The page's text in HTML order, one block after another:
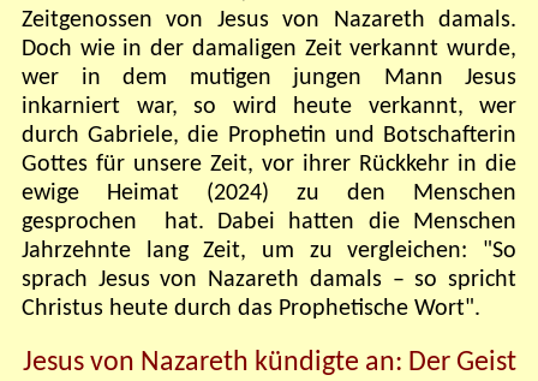
Zeitgenossen von Jesus von Nazareth damals.
Doch wie in der damaligen Zeit verkannt wurde,
wer in dem mutigen jungen Mann Jesus
inkarniert war, so wird heute verkannt, wer
durch Gabriele, die Prophetin und Botschafterin
Gottes für unsere Zeit, vor ihrer Rückkehr in die
ewige Heimat (2024) zu den Menschen
gesprochen hat. Dabei hatten die Menschen
Jahrzehnte lang Zeit, um zu vergleichen: "So
sprach Jesus von Nazareth damals – so spricht
Christus heute durch das Prophetische Wort".
Jesus von Nazareth kündigte an: Der Geist